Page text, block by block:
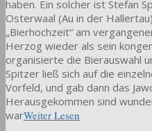
haben. Ein solcher ist Stefan
Osterwaal (Au in der
„Bierhochzeit“ am
Herzog wieder als sein
organisierte die Bierauswahl
Spitzer ließ sich auf die
Vorfeld, und gab dann das
Herausgekommen sind
warWeiter Lesen